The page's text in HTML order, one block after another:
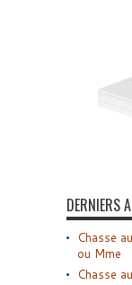
DERNIERS
Chasse
ou Mme
Chasse